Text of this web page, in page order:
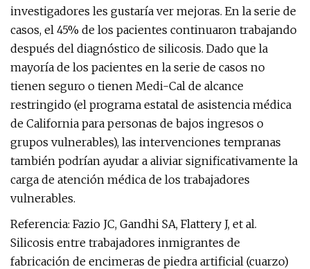
investigadores les gustaría ver mejoras. En la serie de
casos, el 45% de los pacientes continuaron trabajando
después del diagnóstico de silicosis. Dado que la
mayoría de los pacientes en la serie de casos no
tienen seguro o tienen Medi-Cal de alcance
restringido (el programa estatal de asistencia médica
de California para personas de bajos ingresos o
grupos vulnerables), las intervenciones tempranas
también podrían ayudar a aliviar significativamente la
carga de atención médica de los trabajadores
vulnerables.
Referencia: Fazio JC, Gandhi SA, Flattery J, et al.
Silicosis entre trabajadores inmigrantes de
fabricación de encimeras de piedra artificial (cuarzo)